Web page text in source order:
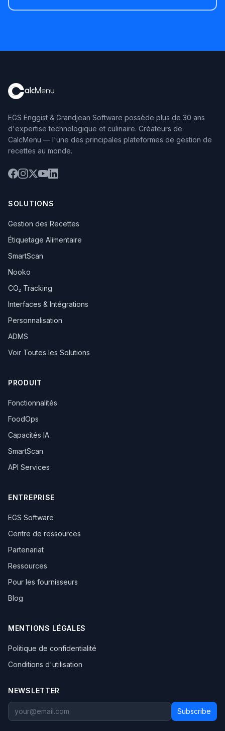
EGS Enggist & Grandjean Software possède plus de 30 ans
d'expertise technologique et culinaire. Créateurs de
CalcMenu — l'une des principales plateformes de gestion de
recettes au monde.
SOLUTIONS
Gestion des Recettes
Étiquetage Alimentaire
SmartScan
Nooko
CO₂ Tracking
Interfaces & Intégrations
Personnalisation
ADMS
Voir Toutes les Solutions
PRODUIT
Fonctionnalités
FoodOps
Capacités IA
SmartScan
API Services
ENTREPRISE
EGS Software
Centre de ressources
Partenariat
Ressources
Pour les fournisseurs
Blog
MENTIONS LÉGALES
Politique de confidentialité
Conditions d'utilisation
NEWSLETTER
Subscribe